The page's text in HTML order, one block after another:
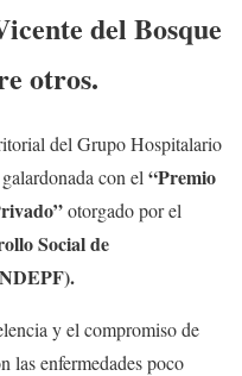
del Bosque
otros.
del Grupo Hospitalario
con el “Premio
otorgado por el
Social de
y el compromiso de
las enfermedades poco